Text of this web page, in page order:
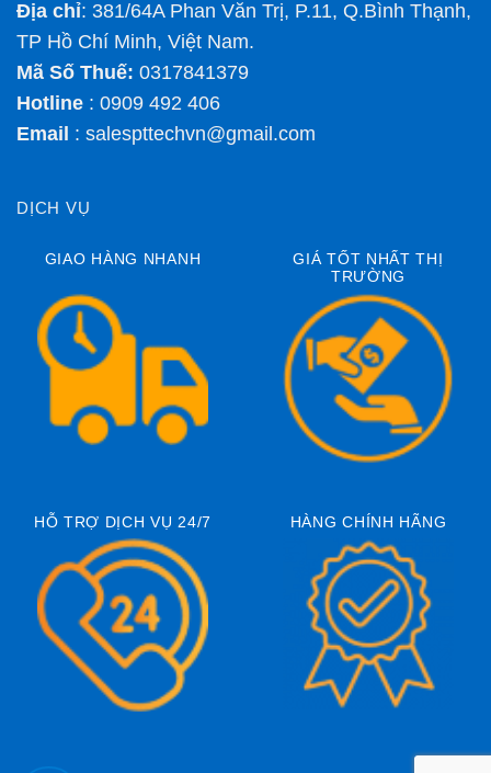
Địa chỉ: 381/64A Phan Văn Trị, P.11, Q.Bình Thạnh,
TP Hồ Chí Minh, Việt Nam.
Mã Số Thuế: 0317841379
Hotline : 0909 492 406
Email : salespttechvn@gmail.com
DỊCH VỤ
GIAO HÀNG NHANH
GIÁ TỐT NHẤT THỊ
TRƯỜNG
HỖ TRỢ DỊCH VỤ 24/7 HÀNG CHÍNH HÃNG